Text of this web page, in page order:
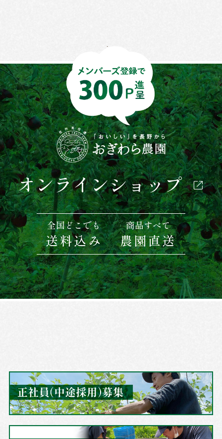
オンラインショップ
全国どこでも
送料込み
商品すべて
農園直送